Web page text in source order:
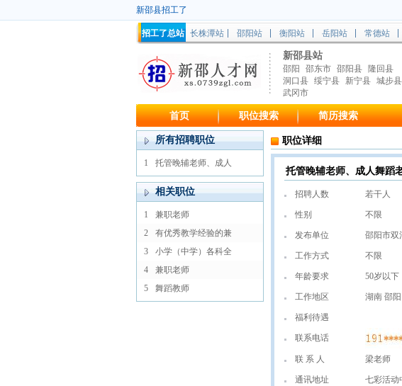
新邵县招工了
招工了总站 长株潭站 邵阳站 衡阳站 岳阳站 常德站
新邵县站
邵阳 邵东市 邵阳县
隆回县
洞口县 绥宁县 新宁县 城步县
武冈市
首页 职位搜索 简历搜索
所有招聘职位
1 托管晚辅老师、成人
相关职位
1
兼职老师
2
有优秀教学经验的兼
3
小学（中学）各科全
4
兼职老师
5
舞蹈教师
职位详细
托管晚辅老师、成人舞蹈
招聘人数 若干人
性别 不限
发布单位 邵阳市双
工作方式 不限
年龄要求 50岁以下
工作地区 湖南 邵
福利待遇
联系电话
联 系 人 梁老师
通讯地址 七彩活动